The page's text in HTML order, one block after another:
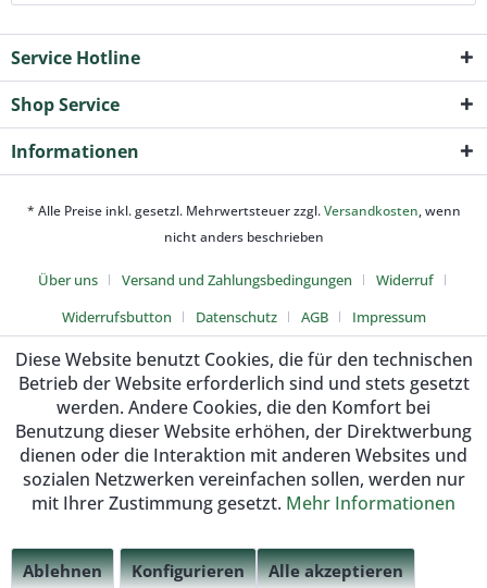
Service Hotline
Shop Service
Informationen
* Alle Preise inkl. gesetzl. Mehrwertsteuer zzgl.Versandkosten, wenn
nicht anders beschrieben
Über uns Versand und Zahlungsbedingungen
Widerruf
Widerrufsbutton
Datenschutz AGB Impressum
Diese Website benutzt Cookies, die für den technischen
Betrieb der Website erforderlich sind und stets gesetzt
werden. Andere Cookies, die den Komfort bei
Benutzung dieser Website erhöhen, der Direktwerbung
dienen oder die Interaktion mit anderen Websites und
sozialen Netzwerken vereinfachen sollen, werden nur
mit Ihrer Zustimmung gesetzt. Mehr Informationen
Ablehnen Konfigurieren Alle akzeptieren